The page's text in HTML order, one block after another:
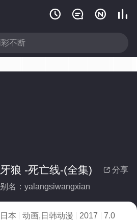
   
 分享
牙狼 -死亡线-(全集)
别名：yalangsiwangxian
日本 动画,日韩动漫 2017
7.0